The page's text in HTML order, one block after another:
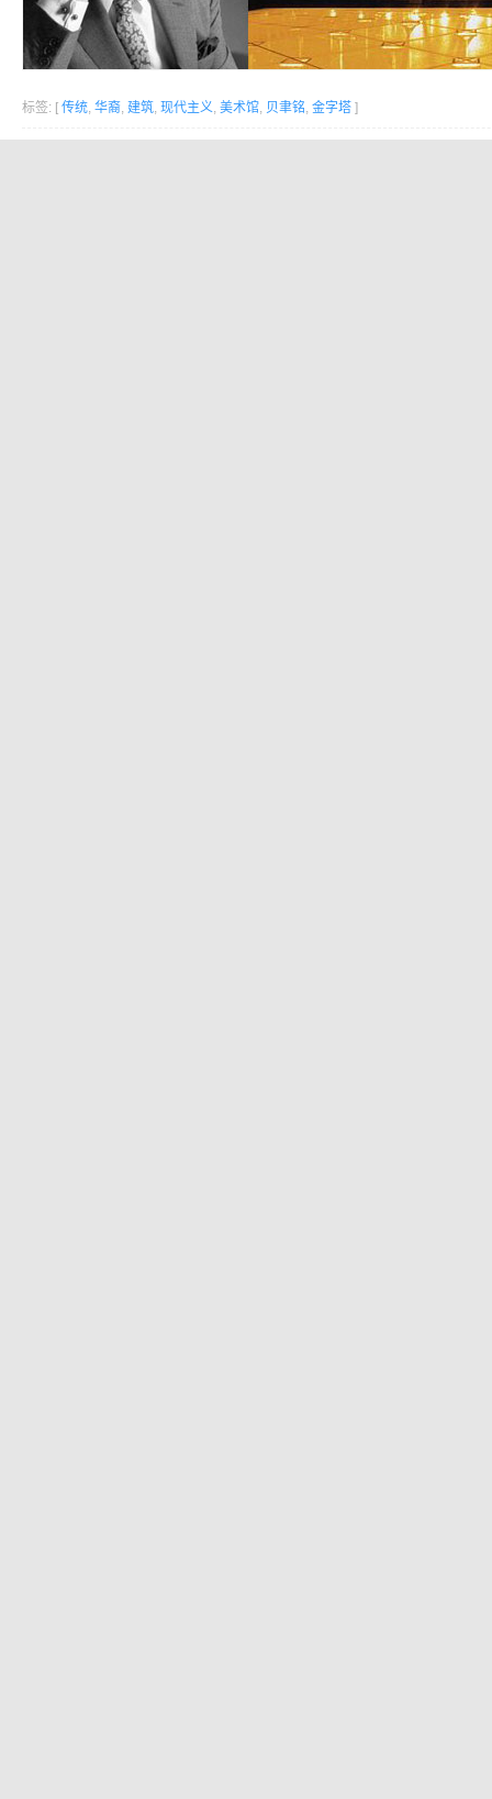
标签: [ 传统, 华裔, 建筑, 现代主义, 美术馆, 贝聿铭, 金字塔 ]